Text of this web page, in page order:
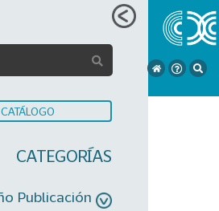
CATEGORÍAS
Publicación